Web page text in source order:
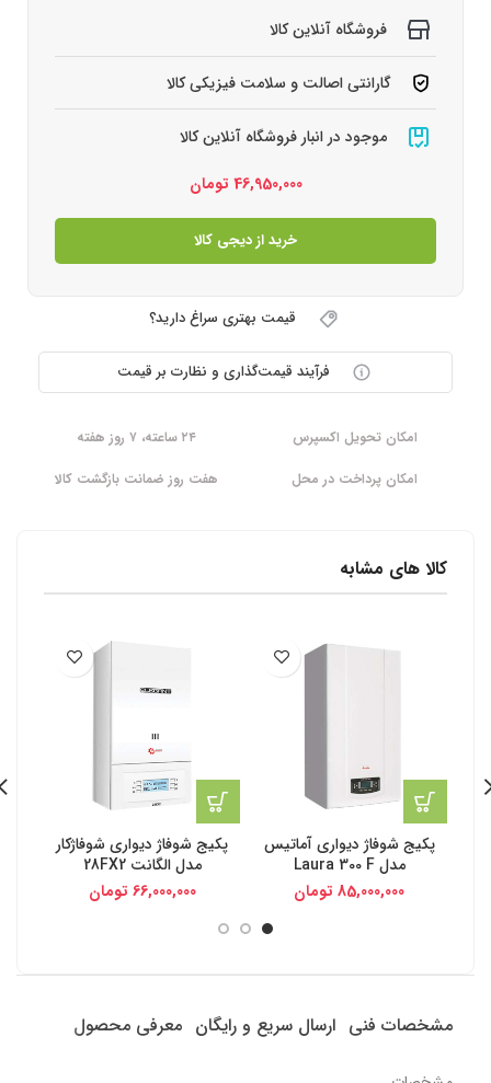
فروشگاه آنلاین کالا
گارانتی اصالت و سلامت فیزیکی کالا
موجود در انبار فروشگاه آنلاین کالا
46,950,000 تومان
خرید از دیجی کالا
قیمت بهتری سراغ دارید؟
فرآیند قیمت‌گذاری و نظارت بر قیمت
امکان تحویل اکسپرس
۲۴ ساعته، ۷ روز هفته
امکان پرداخت در محل
هفت روز ضمانت بازگشت کالا
کالا های مشابه
پکیج شوفاژ دیواری آماتیس
مدل Laura 300 F
85,000,000 تومان
پکیج شوفاژ دیواری شوفاژکار
مدل الگانت 28FX2
66,000,000 تومان
مشخصات فنی ارسال سریع و رایگان معرفی محصول